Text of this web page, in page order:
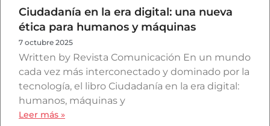
Ciudadanía en la era digital: una nueva
ética para humanos y máquinas
7 octubre 2025
Written by Revista Comunicación En un mundo
cada vez más interconectado y dominado por la
tecnología, el libro Ciudadanía en la era digital:
humanos, máquinas y
Leer más »